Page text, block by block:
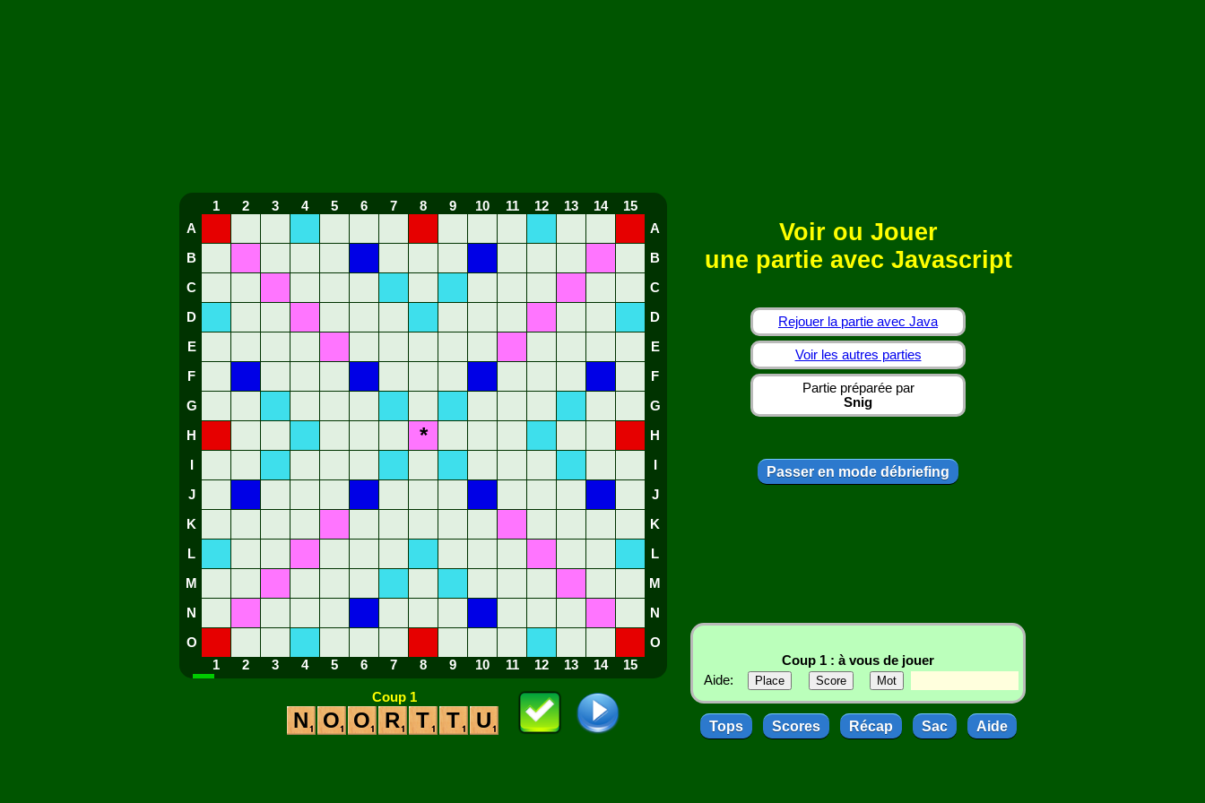
1 2 3 4 5 6 7 8 9 10 11 12 13 14
15
A
A
B B
C C
D D
E E
F F
G G
H * H
J J
K K
L L
M M
N N
O
O
1
2 3 4 5 6 7 8 9 10 11 12 13 14 15
Coup 1
N O O R T T U
Voir ou Jouer
une partie avec Javascript
Rejouer la partie avec Java
Voir les autres parties
Partie préparée par
Snig
Passer en mode débriefing
Coup 1 : à vous de jouer
Aide:
Tops Scores Récap Sac Aide